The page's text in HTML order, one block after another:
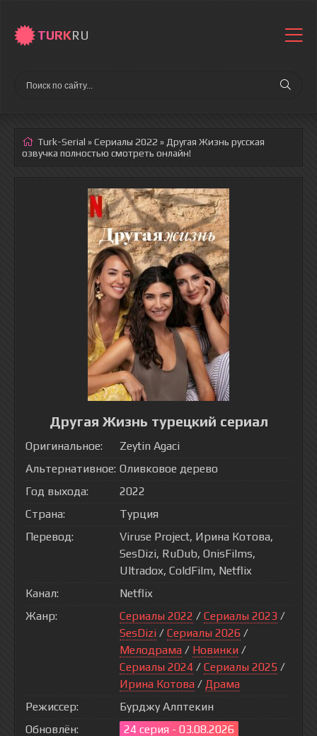
TURKRU
Turk-Serial »Сериалы 2022 » Другая Жизнь русская
озвучка полностью смотреть онлайн!
Другая Жизнь турецкий сериал
Оригинальное:
Zeytin Agaci
Альтернативное: Оливковое дерево
Год выхода:
2022
Страна:
Турция
Перевод:
Viruse Project, Ирина Котова,
SesDizi, RuDub, OnisFilms,
Ultradox, ColdFilm, Netflix
Канал:
Netflix
Жанр:
Сериалы 2022 / Сериалы 2023 /
SesDizi / Сериалы 2026 /
Мелодрама / Новинки /
Сериалы 2024 / Сериалы 2025 /
Ирина Котова / Драма
Режиссер:
Бурджу Алптекин
Обновлён:
24 серия - 03.08.2026